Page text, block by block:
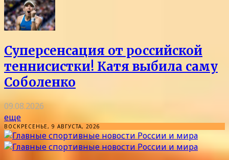
Суперсенсация от российской
теннисистки! Катя выбила саму
Соболенко
09.08.2026
еще
ВОСКРЕСЕНЬЕ, 9 АВГУСТА, 2026